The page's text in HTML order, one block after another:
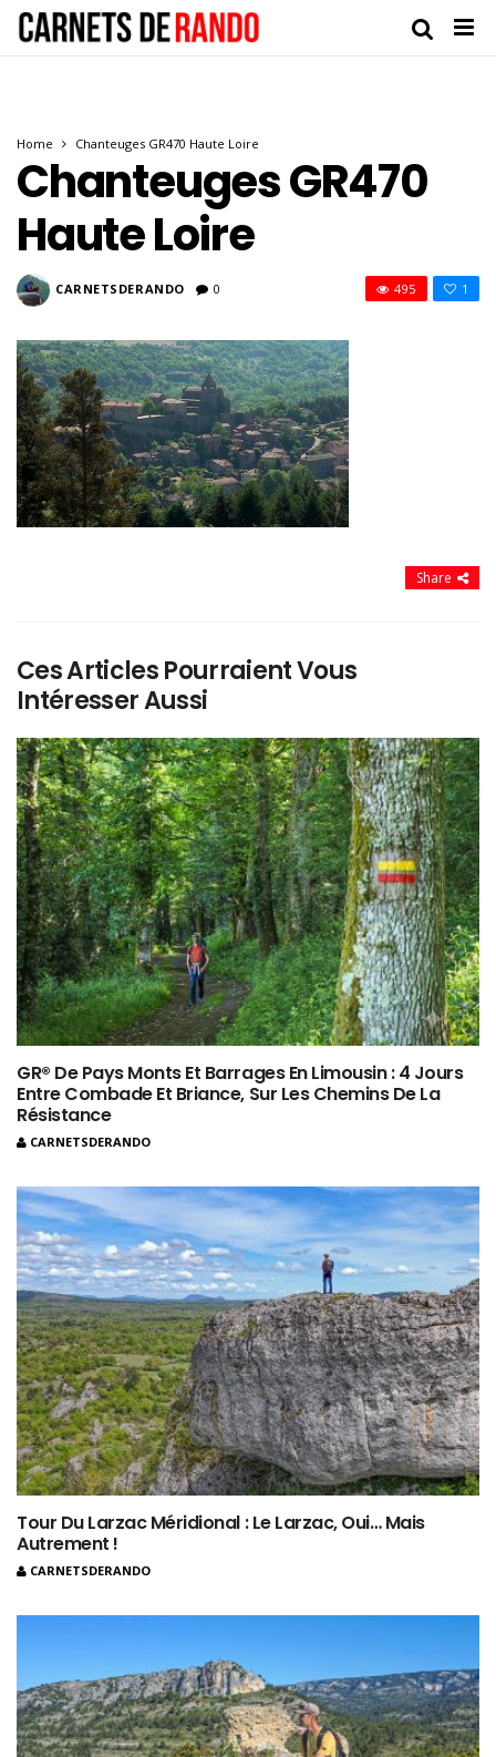
Home Chanteuges GR470 Haute Loire
Chanteuges GR470
Haute Loire
CARNETSDERANDO 0 1
495
Share
Ces Articles Pourraient Vous
Intéresser Aussi
GR® De Pays Monts Et Barrages En Limousin : 4 Jours
Entre Combade Et Briance, Sur Les Chemins De La
Résistance
CARNETSDERANDO
Tour Du Larzac Méridional : Le Larzac, Oui… Mais
Autrement !
CARNETSDERANDO